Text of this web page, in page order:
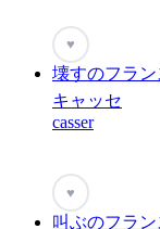
♥
壊すのフラ
キャッセ
casser
♥
叫ぶのフラ